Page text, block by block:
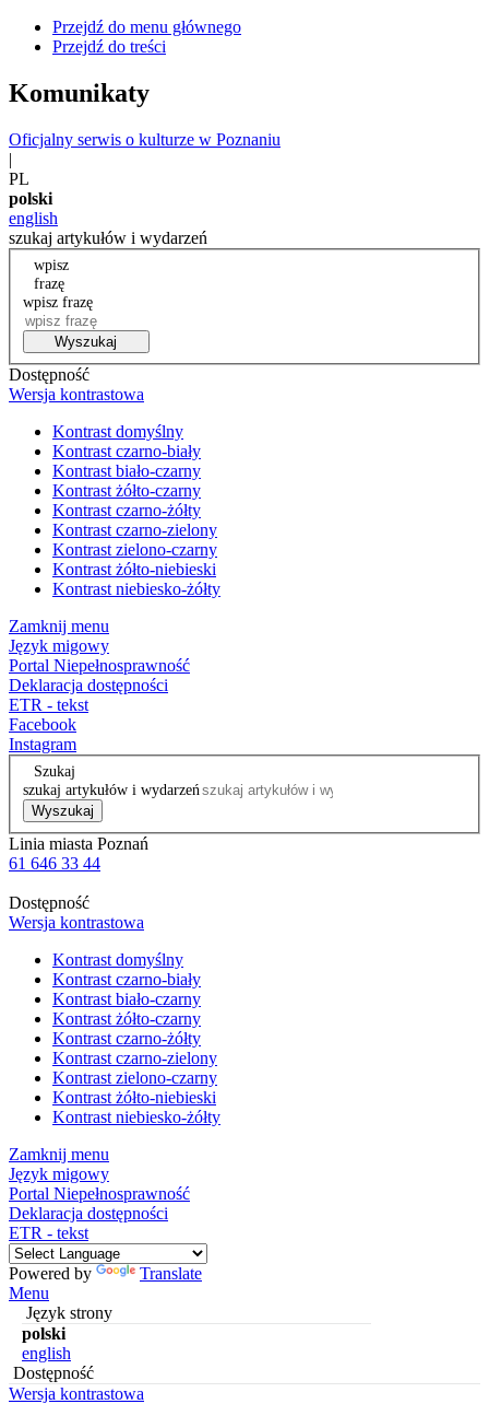
Przejdź do menu głównego
Przejdź do treści
Komunikaty
Oficjalny serwis o kulturze w Poznaniu
|
PL
polski
english
szukaj artykułów i wydarzeń
wpisz
frazę
wpisz frazę
Wyszukaj
Dostępność
Wersja kontrastowa
Kontrast domyślny
Kontrast czarno-biały
Kontrast biało-czarny
Kontrast żółto-czarny
Kontrast czarno-żółty
Kontrast czarno-zielony
Kontrast zielono-czarny
Kontrast żółto-niebieski
Kontrast niebiesko-żółty
Zamknij menu
Język migowy
Portal Niepełnosprawność
Deklaracja dostępności
ETR - tekst
Facebook
Instagram
Szukaj
szukaj artykułów i wydarzeń
Wyszukaj
Linia miasta Poznań
61 646 33 44
Dostępność
Wersja kontrastowa
Kontrast domyślny
Kontrast czarno-biały
Kontrast biało-czarny
Kontrast żółto-czarny
Kontrast czarno-żółty
Kontrast czarno-zielony
Kontrast zielono-czarny
Kontrast żółto-niebieski
Kontrast niebiesko-żółty
Zamknij menu
Język migowy
Portal Niepełnosprawność
Deklaracja dostępności
ETR - tekst
Powered by
Translate
Menu
Język strony
polski
english
Dostępność
Wersja kontrastowa